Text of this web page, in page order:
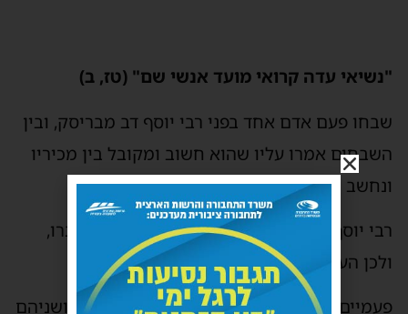
"נשיאי עדה קרואי מועד אנשי שם" (טז, ב)
שבחו פעם אדם אחד בפני רבי יוסף דב מבריסק, ובין
השבחים אמרו עליו שהוא חשוב ומקובל בין מכיריו
ונחשב שם בין 'אנשי השם'.
רבי יוסף דב הכיר את האיש וידע שאין תוכו כברו,
ולכן העיר לכך בחיוך.
פעמיים בלבד נאמר בתורה התואר 'אנשי שם' ושניהם